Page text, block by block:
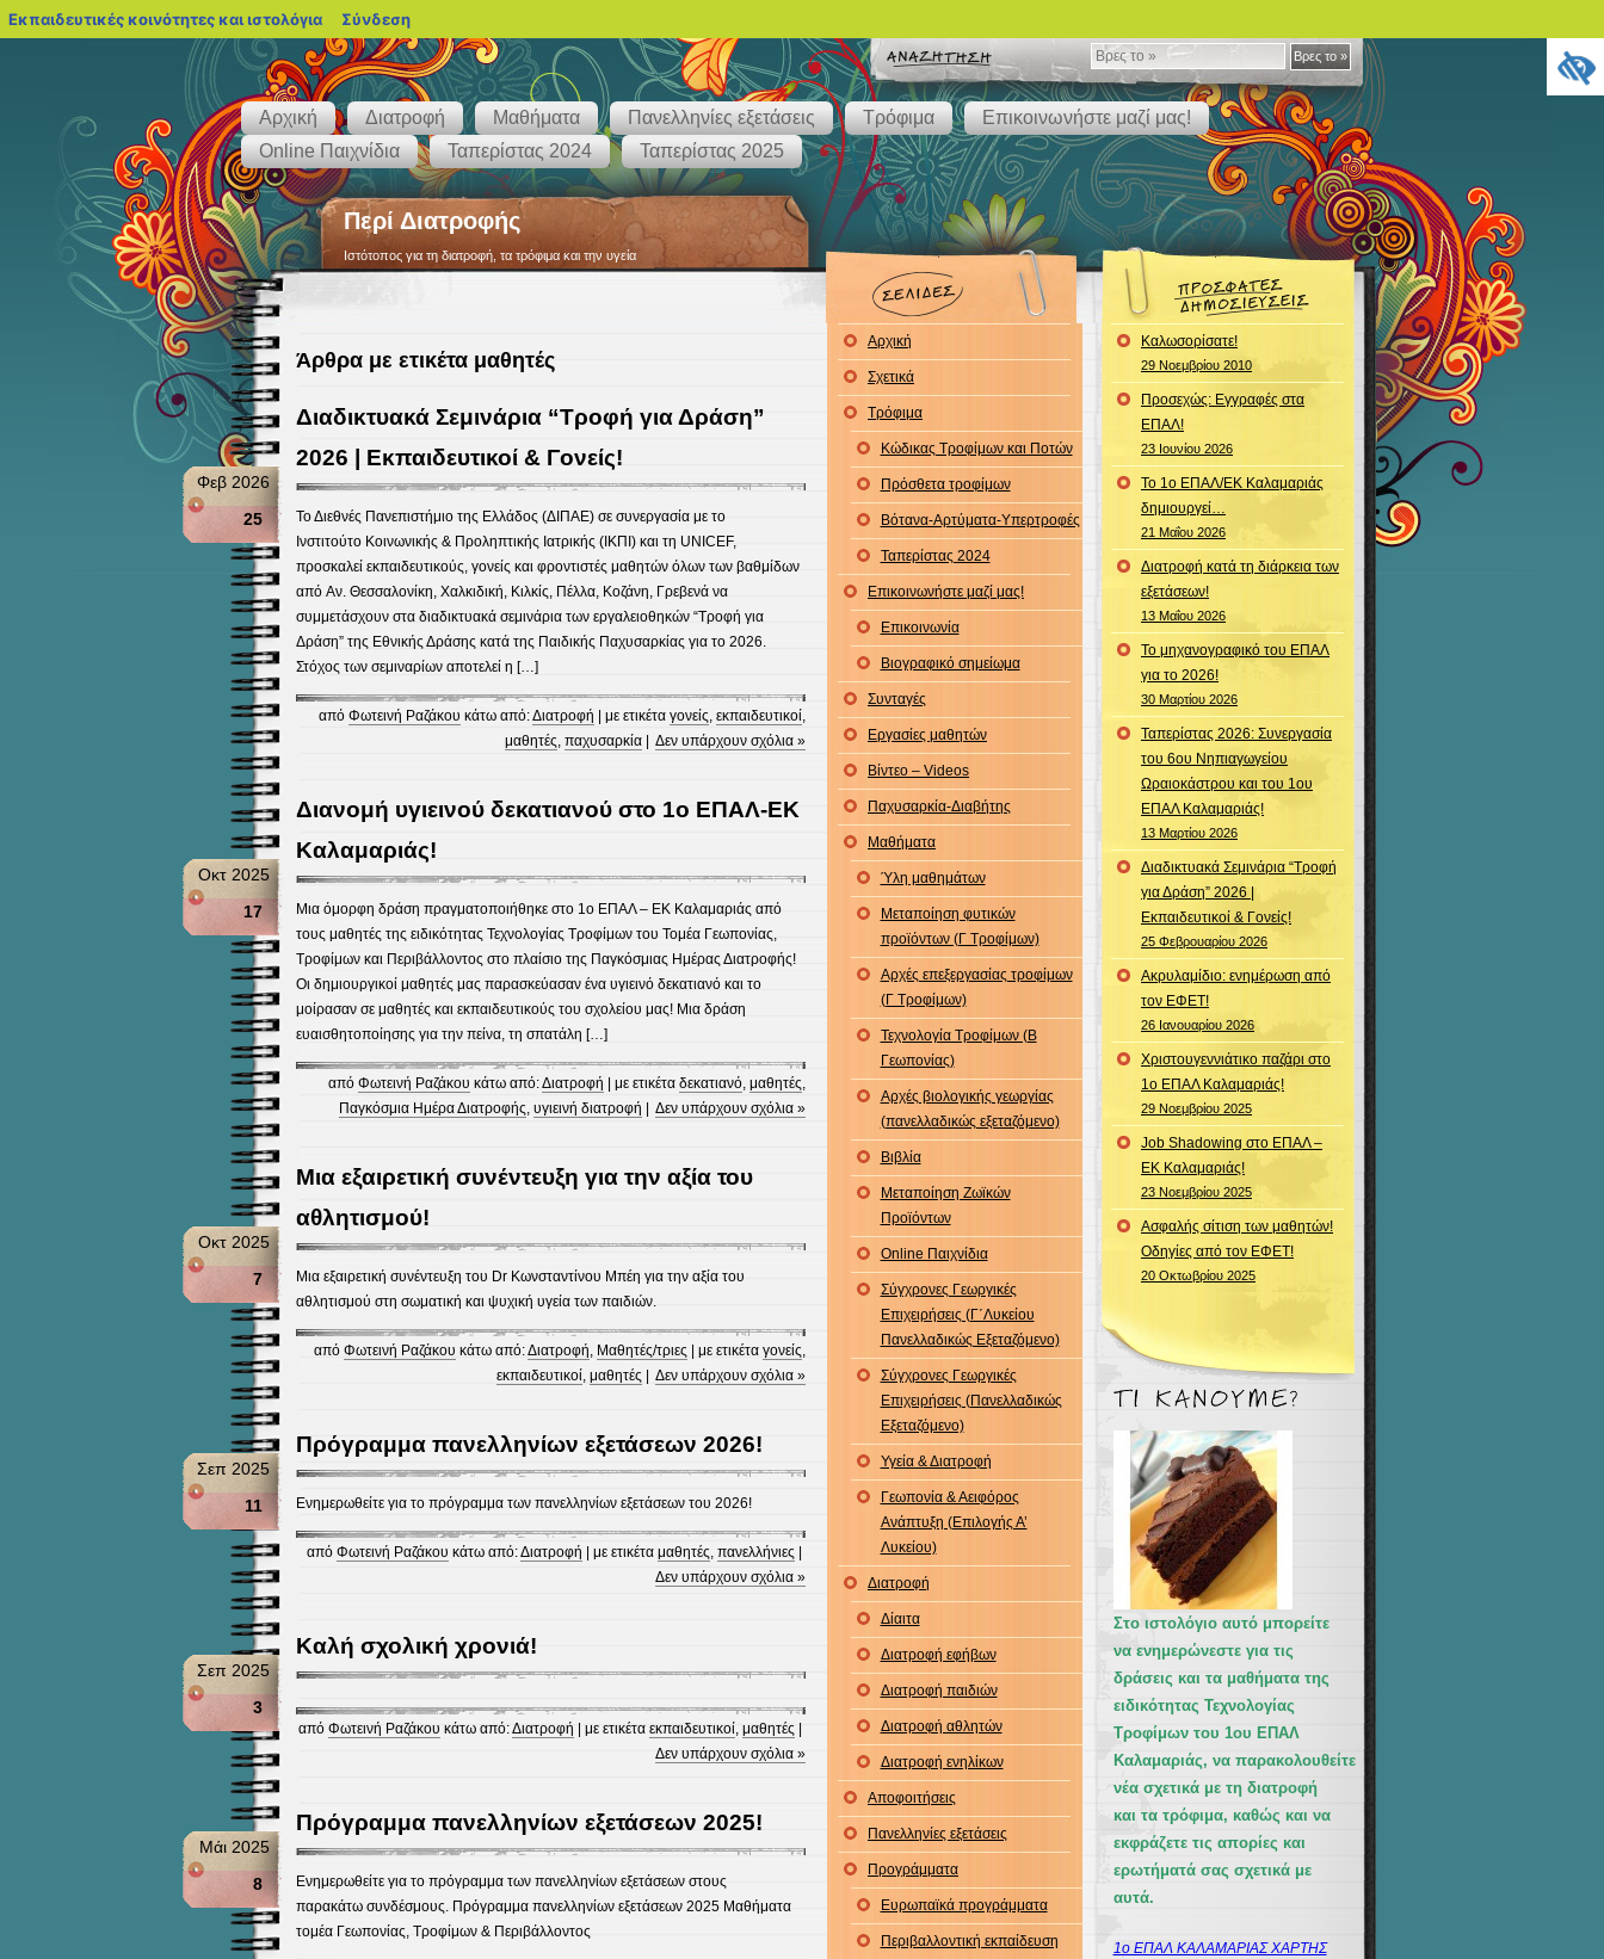
Βρες
το
»
Βρες το »
Αρχική Διατροφή Μαθήματα Πανελληνίες εξετάσεις Τρόφιμα
Επικοινωνήστε μαζί μας!
Online Παιχνίδια
Ταπερίστας 2024 Ταπερίστας 2025
Περί Διατροφής
Ιστότοπος για τη διατροφή, τα τρόφιμα και την υγεία
Άρθρα με ετικέτα μαθητές
Διαδικτυακά Σεμινάρια “Τροφή για Δράση”
2026 | Εκπαιδευτικοί & Γονείς!
Φεβ 2026
25
Το Διεθνές Πανεπιστήμιο της Ελλάδος (ΔΙΠΑΕ) σε συνεργασία με το
Ινστιτούτο Κοινωνικής & Προληπτικής Ιατρικής (ΙΚΠΙ) και τη UNICEF,
προσκαλεί εκπαιδευτικούς, γονείς και φροντιστές μαθητών όλων των βαθμίδων
από Αν. Θεσσαλονίκη, Χαλκιδική, Κιλκίς, Πέλλα, Κοζάνη, Γρεβενά να
συμμετάσχουν στα διαδικτυακά σεμινάρια των εργαλειοθηκών “Τροφή για
Δράση” της Εθνικής Δράσης κατά της Παιδικής Παχυσαρκίας για το 2026.
Στόχος των σεμιναρίων αποτελεί η […]
από Φωτεινή Ραζάκου κάτω από:Διατροφή | με ετικέτα γονείς, εκπαιδευτικοί,
μαθητές, παχυσαρκία| Δεν υπάρχουν σχόλια »
Διανομή υγιεινού δεκατιανού στο 1ο ΕΠΑΛ-ΕΚ
Καλαμαριάς!
Οκτ 2025
17
Μια όμορφη δράση πραγματοποιήθηκε στο 1ο ΕΠΑΛ – ΕΚ Καλαμαριάς από
τους μαθητές της ειδικότητας Τεχνολογίας Τροφίμων του Τομέα Γεωπονίας,
Τροφίμων και Περιβάλλοντος στο πλαίσιο της Παγκόσμιας Ημέρας Διατροφής!
Οι δημιουργικοί μαθητές μας παρασκεύασαν ένα υγιεινό δεκατιανό και το
μοίρασαν σε μαθητές και εκπαιδευτικούς του σχολείου μας! Μια δράση
ευαισθητοποίησης για την πείνα, τη σπατάλη […]
από Φωτεινή Ραζάκου κάτω από:Διατροφή | με ετικέτα δεκατιανό, μαθητές,
Παγκόσμια Ημέρα Διατροφής, υγιεινή διατροφή | Δεν υπάρχουν σχόλια »
Μια εξαιρετική συνέντευξη για την αξία του
αθλητισμού!
Οκτ 2025
7
Μια εξαιρετική συνέντευξη του Dr Κωνσταντίνου Μπέη για την αξία του
αθλητισμού στη σωματική και ψυχική υγεία των παιδιών.
από Φωτεινή Ραζάκου κάτω από:Διατροφή, Μαθητές/τριες | με ετικέτα γονείς,
εκπαιδευτικοί, μαθητές | Δεν υπάρχουν σχόλια »
Πρόγραμμα πανελληνίων εξετάσεων 2026!
Σεπ 2025
11
Ενημερωθείτε για το πρόγραμμα των πανελληνίων εξετάσεων του 2026!
από Φωτεινή Ραζάκου κάτω από:Διατροφή | με ετικέτα μαθητές, πανελλήνιες |
Δεν υπάρχουν σχόλια »
Καλή σχολική χρονιά!
Σεπ 2025
3
από Φωτεινή Ραζάκου κάτω από:Διατροφή | με ετικέτα εκπαιδευτικοί, μαθητές |
Δεν υπάρχουν σχόλια »
Πρόγραμμα πανελληνίων εξετάσεων 2025!
Μάι 2025
8
Ενημερωθείτε για το πρόγραμμα των πανελληνίων εξετάσεων στους
παρακάτω συνδέσμους. Πρόγραμμα πανελληνίων εξετάσεων 2025 Μαθήματα
τομέα Γεωπονίας, Τροφίμων & Περιβάλλοντος
Αρχική
Σχετικά
Τρόφιμα
Κώδικας Τροφίμων και Ποτών
Πρόσθετα τροφίμων
Βότανα-Αρτύματα-Υπερτροφές
Ταπερίστας 2024
Επικοινωνήστε μαζί μας!
Επικοινωνία
Βιογραφικό σημείωμα
Συνταγές
Εργασίες μαθητών
Βίντεο – Videos
Παχυσαρκία-Διαβήτης
Μαθήματα
Ύλη μαθημάτων
Μεταποίηση φυτικών
προϊόντων (Γ Τροφίμων)
Αρχές επεξεργασίας τροφίμων
(Γ Τροφίμων)
Τεχνολογία Τροφίμων (B
Γεωπονίας)
Αρχές βιολογικής γεωργίας
(πανελλαδικώς εξεταζόμενο)
Βιβλία
Μεταποίηση Ζωϊκών
Προϊόντων
Online Παιχνίδια
Σύγχρονες Γεωργικές
Επιχειρήσεις (Γ΄Λυκείου
Πανελλαδικώς Εξεταζόμενο)
Σύγχρονες Γεωργικές
Επιχειρήσεις (Πανελλαδικώς
Εξεταζόμενο)
Υγεία & Διατροφή
Γεωπονία & Αειφόρος
Ανάπτυξη (Επιλογής Α’
Λυκείου)
Διατροφή
Δίαιτα
Διατροφή εφήβων
Διατροφή παιδιών
Διατροφή αθλητών
Διατροφή ενηλίκων
Αποφοιτήσεις
Πανελληνίες εξετάσεις
Προγράμματα
Ευρωπαϊκά προγράμματα
Περιβαλλοντική εκπαίδευση
Καλωσορίσατε!
29 Νοεμβρίου 2010
Προσεχώς: Εγγραφές στα
ΕΠΑΛ!
23 Ιουνίου 2026
Το 1ο ΕΠΑΛ/ΕΚ Καλαμαριάς
δημιουργεί…
21 Μαΐου 2026
Διατροφή κατά τη διάρκεια των
εξετάσεων!
13 Μαΐου 2026
Το μηχανογραφικό του ΕΠΑΛ
για το 2026!
30 Μαρτίου 2026
Ταπερίστας 2026: Συνεργασία
του 6ου Νηπιαγωγείου
Ωραιοκάστρου και του 1ου
ΕΠΑΛ Καλαμαριάς!
13 Μαρτίου 2026
Διαδικτυακά Σεμινάρια “Τροφή
για Δράση” 2026 |
Εκπαιδευτικοί & Γονείς!
25 Φεβρουαρίου 2026
Ακρυλαμίδιο: ενημέρωση από
τον ΕΦΕΤ!
26 Ιανουαρίου 2026
Χριστουγεννιάτικο παζάρι στο
1ο ΕΠΑΛ Καλαμαριάς!
29 Νοεμβρίου 2025
Job Shadowing στο ΕΠΑΛ –
ΕΚ Καλαμαριάς!
23 Νοεμβρίου 2025
Ασφαλής σίτιση των μαθητών!
Οδηγίες από τον ΕΦΕΤ!
20 Οκτωβρίου 2025
Στο ιστολόγιο αυτό μπορείτε
να ενημερώνεστε για τις
δράσεις και τα μαθήματα της
ειδικότητας Τεχνολογίας
Τροφίμων του 1ου ΕΠΑΛ
Καλαμαριάς, να παρακολουθείτε
νέα σχετικά με τη διατροφή
και τα τρόφιμα, καθώς και να
εκφράζετε τις απορίες και
ερωτήματά σας σχετικά με
αυτά.
1ο ΕΠΑΛ ΚΑΛΑΜΑΡΙΑΣ ΧΑΡΤΗΣ
Εκπαιδευτικές κοινότητες και ιστολόγια blogs.sch.gr
Σύνδεση